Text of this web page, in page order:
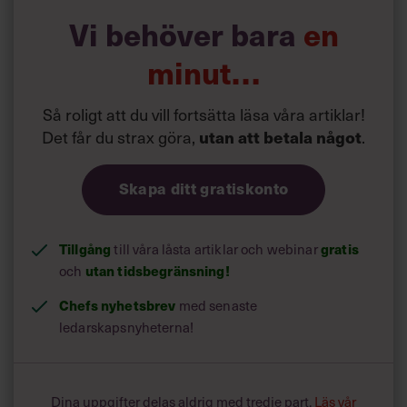
Vi behöver bara en
minut…
Så roligt att du vill fortsätta läsa våra artiklar!
Det får du strax göra, utan att betala något.
Skapa ditt gratiskonto
Tillgångtill våra låsta artiklar och webinargratis
och utan tidsbegränsning!
Chefs nyhetsbrev med senaste
ledarskapsnyheterna!
Dina uppgifter delas aldrig med tredje part. Läs vår